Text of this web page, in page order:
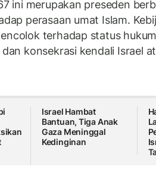
ini merupakan preseden
perasaan umat Islam.
terhadap status
konsekrasi kendali Israel
Israel Hambat
Bantuan, Tiga Anak
Gaza Meninggal
Kedinginan